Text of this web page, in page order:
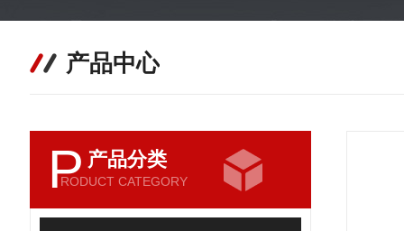
产品中心
P 产品分类
RODUCT CATEGORY